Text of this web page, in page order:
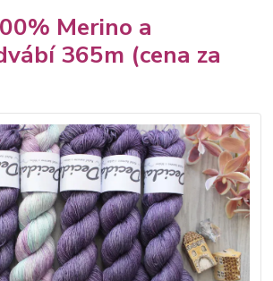
Merino a
365m (cena za